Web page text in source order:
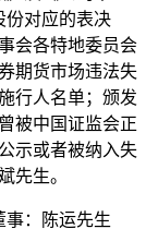
份对应的表决
会各特地委员会
期货市场违法失
行人名单；颁发
被中国证监会正
示或者被纳入失
先生。
：陈运先生